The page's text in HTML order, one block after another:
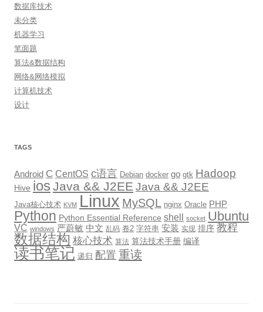
数据库技术
未分类
机器学习
笔面题
算法&数据结构
网络&网络模拟
计算机技术
设计
TAGS
Android C CentOS c语言 Debian docker go gtk Hadoop
Hive ios Java && J2EE Java && J2EE
Java核心技术 KVM Linux MySQL nginx Oracle PHP
Python Python Essential Reference shell socket Ubuntu
VC windows 严蔚敏 中文 乱码 卷2 字符串 安装 实现 排序 教程
数据结构 核心技术 算法 算法技术手册 编译
读书笔记 递归 配置 重读